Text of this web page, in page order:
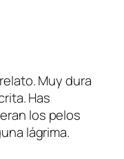
Muy dura
Has
los pelos
lágrima.